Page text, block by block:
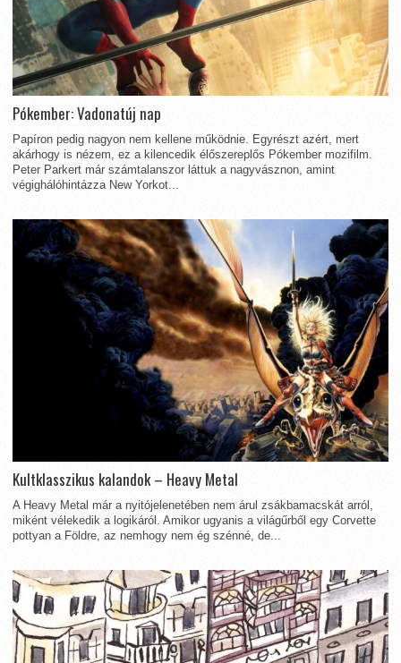
Pókember: Vadonatúj nap
Papíron pedig nagyon nem kellene működnie. Egyrészt azért, mert
akárhogy is nézem, ez a kilencedik élőszereplős Pókember mozifilm.
Peter Parkert már számtalanszor láttuk a nagyvásznon, amint
végighálóhintázza New Yorkot...
Kultklasszikus kalandok – Heavy Metal
A Heavy Metal már a nyitójelenetében nem árul zsákbamacskát arról,
miként vélekedik a logikáról. Amikor ugyanis a világűrből egy Corvette
pottyan a Földre, az nemhogy nem ég szénné, de...